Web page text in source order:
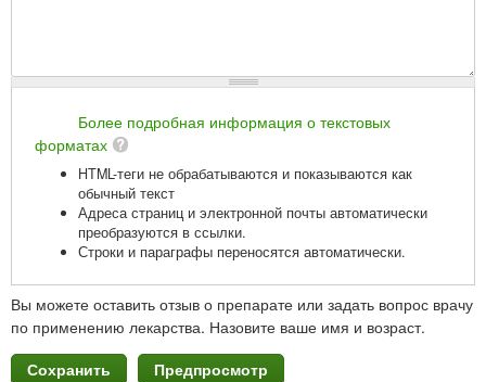
Более подробная информация о текстовых
форматах
HTML-теги не обрабатываются и показываются как
обычный текст
Адреса страниц и электронной почты автоматически
преобразуются в ссылки.
Строки и параграфы переносятся автоматически.
Вы можете оставить отзыв о препарате или задать вопрос врачу
по применению лекарства. Назовите ваше имя и возраст.